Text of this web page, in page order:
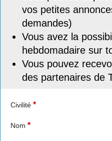
vos petites
demandes)
Vous avez la
hebdomadaire sur
Vous pouvez
des partenaires de
Civilité *
Nom *